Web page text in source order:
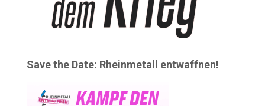
Save the Date: Rheinmetall entwaffnen!